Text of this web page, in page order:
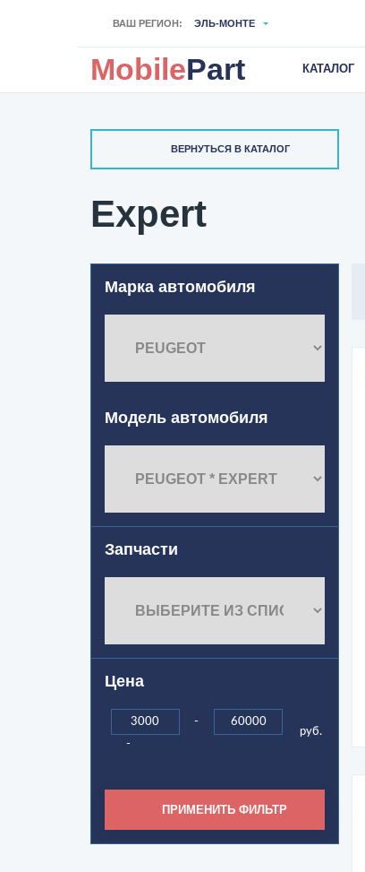
ВАШ РЕГИОН: ЭЛЬ-МОНТЕ
MobilePart КАТАЛОГ
ВЕРНУТЬСЯ В КАТАЛОГ
Expert
Марка автомобиля
Модель автомобиля
Запчасти
Цена
-
-
руб.
ПРИМЕНИТЬ ФИЛЬТР